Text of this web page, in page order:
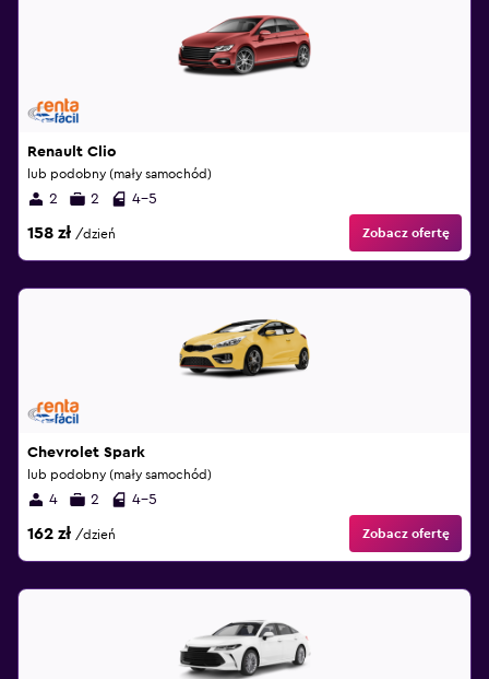
Renault Clio
lub podobny (mały samochód)
2 2 4-5
158 zł /dzień Zobacz ofertę
Chevrolet Spark
lub podobny (mały samochód)
4 2 4-5
162 zł /dzień Zobacz ofertę